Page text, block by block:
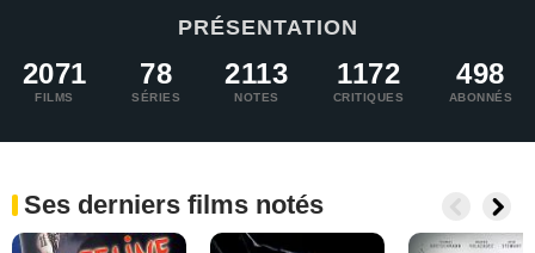
PRÉSENTATION
2071
FILMS
78
SÉRIES
2113
NOTES
1172
CRITIQUES
498
ABONNÉS
Ses derniers films notés